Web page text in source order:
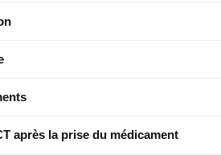
après la prise du médicament